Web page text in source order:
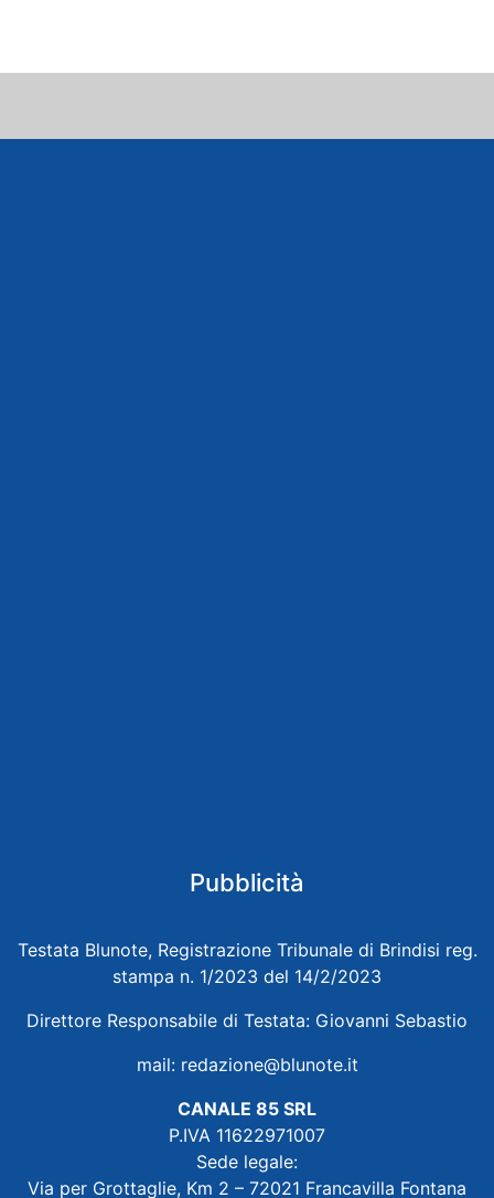
Pubblicità
Testata Blunote, Registrazione Tribunale di Brindisi reg.
stampa n. 1/2023 del 14/2/2023
Direttore Responsabile di Testata: Giovanni Sebastio
mail: redazione@blunote.it
CANALE 85 SRL
P.IVA 11622971007
Sede legale:
Via per Grottaglie, Km 2 – 72021 Francavilla Fontana